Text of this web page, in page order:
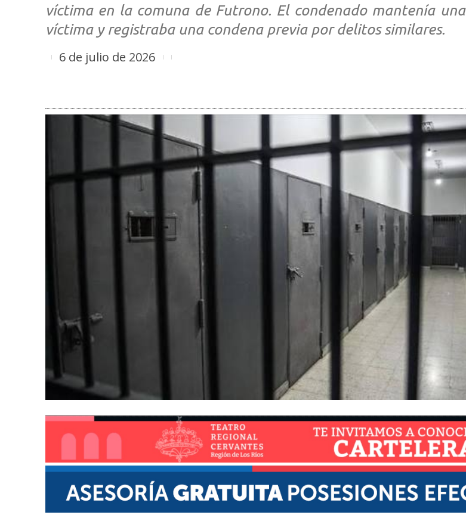
víctima en la comuna de Futrono. El condenado mantenía
víctima y registraba una condena previa por delitos similares.
6 de julio de 2026